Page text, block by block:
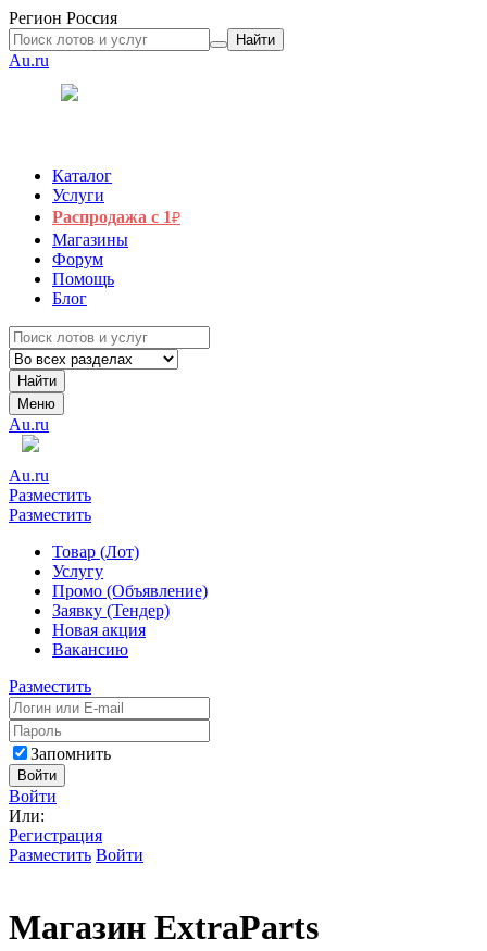
Регион Россия
Найти
Au.ru
Каталог
Услуги
Распродажа с 1₽
Магазины
Форум
Помощь
Блог
Найти
Меню
Au.ru
Au.ru
Разместить
Разместить
Товар (Лот)
Услугу
Промо (Объявление)
Заявку (Тендер)
Новая акция
Вакансию
Разместить
Запомнить
Войти
Войти
Или:
Регистрация
Разместить Войти
Магазин ExtraParts